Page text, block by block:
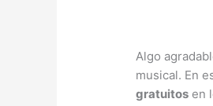
Algo
musical. En
gratuitos en